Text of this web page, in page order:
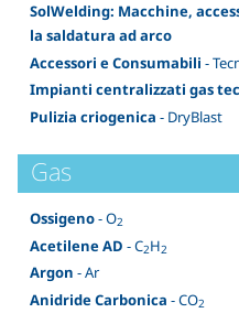
SolWelding: Macchine,
la saldatura ad arco
Accessori e Consumabili -
Impianti centralizzati gas
Pulizia criogenica - DryBlast
Gas
Ossigeno- O2
Acetilene AD - C2H2
Argon - Ar
Anidride Carbonica - CO2